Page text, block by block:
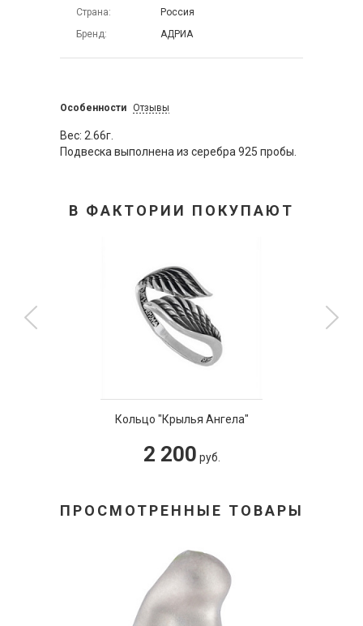
Страна
Россия
Бренд
АДРИА
Особенности Отзывы
Вес: 2.66г.
Подвеска выполнена из серебра 925 пробы.
В ФАКТОРИИ ПОКУПАЮТ
Кольцо "Крылья Ангела"
2 200 руб.
ПРОСМОТРЕННЫЕ ТОВАРЫ